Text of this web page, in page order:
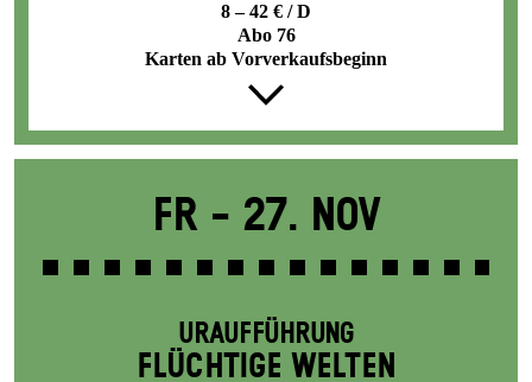
8 – 42 € / D
Abo 76
Karten ab Vorverkaufsbeginn
Fr - 27. Nov
URAUFFÜHRUNG
FLÜCHTIGE WELTEN